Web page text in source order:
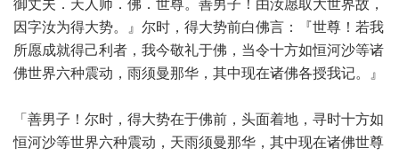
御丈夫．天人师．佛．世尊。善男子！由汝愿取大世界故，
因字汝为得大势。』尔时，得大势前白佛言：『世尊！若我
所愿成就得己利者，我今敬礼于佛，当令十方如恒河沙等诸
佛世界六种震动，雨须曼那华，其中现在诸佛各授我记。』
「善男子！尔时，得大势在于佛前，头面着地，寻时十方如
恒河沙等世界六种震动，天雨须曼那华，其中现在诸佛世尊